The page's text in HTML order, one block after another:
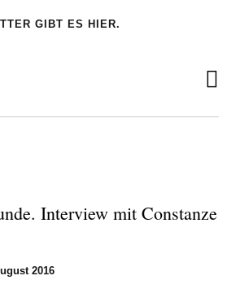
GIBT ES HIER.
Interview mit Constanze
2016